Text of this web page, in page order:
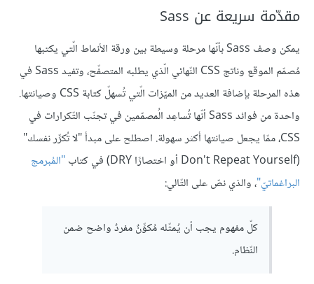
مقدّمة سريعة عن Sass
يمكن وصف Sass بأنّها مرحلة وسيطة بين ورقة الأنماط الّتي يكتبها
مُصمّم الموقع وناتج CSS النّهائي الّذي يطلبه المتصفّح، وتفيد Sass في
هذه المرحلة بإضافة العديد من الميّزات الّتي تُسهلّ كتابة CSS وصيانتها.
واحدة من فوائد Sass أنّها تُساعِد الُمصمّمين في تجنّب التّكرارات في
CSS، ممّا يجعل صيانتها أكثر سهولة. اصطلح على مبدأ "لا تُكرِّر نفسك"
(Don't Repeat Yourself أو اختصارًا DRY) في كتاب
"المُبرمج
البراغماتيّ"، والذي نصّ على التّالي:
كلّ مفهوم يجب أن يُمثّله مُكوِّنٌ مفردٌ واضح ضمن
النّظام.